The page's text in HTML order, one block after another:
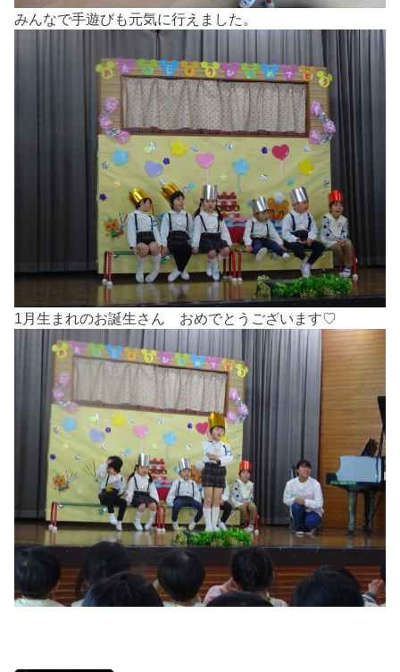
みんなで手遊びも元気に行えました。
1月生まれのお誕生さん おめでとうございます♡